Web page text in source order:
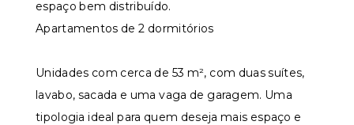
espaço bem distribuído.
Apartamentos de 2 dormitórios
Unidades com cerca de 53 m², com duas suítes,
lavabo, sacada e uma vaga de garagem. Uma
tipologia ideal para quem deseja mais espaço e